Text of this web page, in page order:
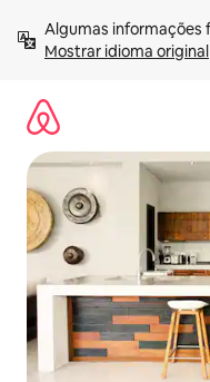
para
Mostrar idioma original